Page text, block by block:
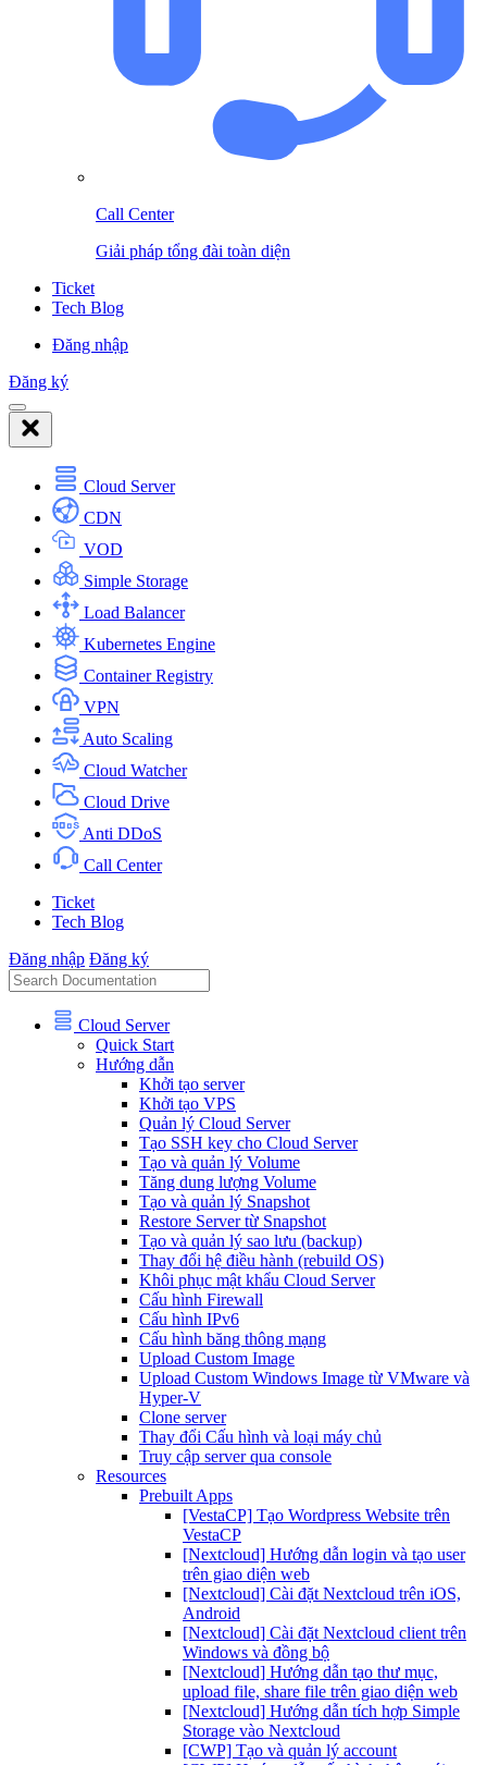
Call Center
Giải pháp tổng đài toàn diện
Ticket
Tech Blog
Đăng nhập
Đăng ký
Cloud Server
CDN
VOD
Simple Storage
Load Balancer
Kubernetes Engine
Container Registry
VPN
Auto Scaling
Cloud Watcher
Cloud Drive
Anti DDoS
Call Center
Ticket
Tech Blog
Đăng nhập Đăng ký
Cloud Server
Quick Start
Hướng dẫn
Khởi tạo server
Khởi tạo VPS
Quản lý Cloud Server
Tạo SSH key cho Cloud Server
Tạo và quản lý Volume
Tăng dung lượng Volume
Tạo và quản lý Snapshot
Restore Server từ Snapshot
Tạo và quản lý sao lưu (backup)
Thay đổi hệ điều hành (rebuild OS)
Khôi phục mật khẩu Cloud Server
Cấu hình Firewall
Cấu hình IPv6
Cấu hình băng thông mạng
Upload Custom Image
Upload Custom Windows Image từ VMware và
Hyper-V
Clone server
Thay đổi Cấu hình và loại máy chủ
Truy cập server qua console
Resources
Prebuilt Apps
[VestaCP] Tạo Wordpress Website trên
VestaCP
[Nextcloud] Hướng dẫn login và tạo user
trên giao diện web
[Nextcloud] Cài đặt Nextcloud trên iOS,
Android
[Nextcloud] Cài đặt Nextcloud client trên
Windows và đồng bộ
[Nextcloud] Hướng dẫn tạo thư mục,
upload file, share file trên giao diện web
[Nextcloud] Hướng dẫn tích hợp Simple
Storage vào Nextcloud
[CWP] Tạo và quản lý account